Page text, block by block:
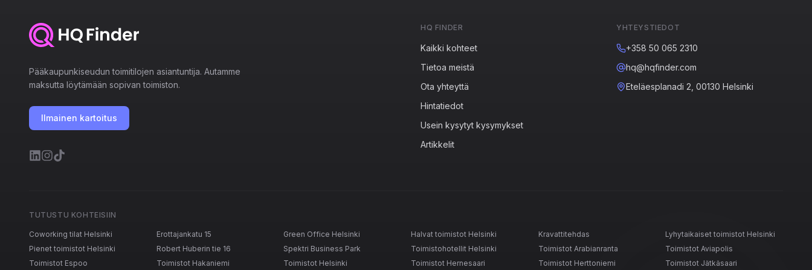
Pääkaupunkiseudun toimitilojen asiantuntija. Autamme
maksutta löytämään sopivan toimiston.
Ilmainen kartoitus
HQ FINDER
Kaikki kohteet
Tietoa meistä
Ota yhteyttä
Hintatiedot
Usein kysytyt kysymykset
Artikkelit
YHTEYSTIEDOT
+358 50 065 2310
hq@hqfinder.com
Eteläesplanadi 2, 00130 Helsinki
TUTUSTU KOHTEISIIN
Coworking tilat Helsinki Erottajankatu 15 Green Office Helsinki Halvat toimistot Helsinki Kravattitehdas
Lyhytaikaiset toimistot Helsinki
Pienet toimistot Helsinki
Robert Huberin tie 16 Spektri Business Park Toimistohotellit Helsinki Toimistot Arabianranta
Toimistot Aviapolis
Toimistot Espoo
Toimistot Hakaniemi Toimistot Helsinki Toimistot Hernesaari Toimistot Herttoniemi Toimistot Jätkäsaari